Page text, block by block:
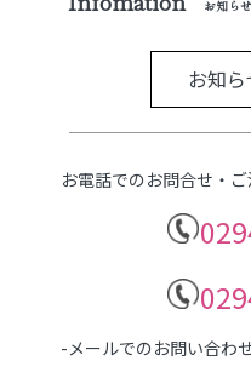
お知らせ
お知
お電話でのお問合せ・ご
-メールでのお問い合わ